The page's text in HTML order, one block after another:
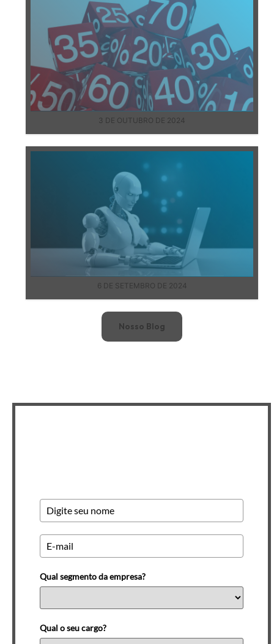
3 DE OUTUBRO DE 2024
6 DE SETEMBRO DE 2024
Nosso Blog
Qual segmento da empresa?
Qual o seu cargo?